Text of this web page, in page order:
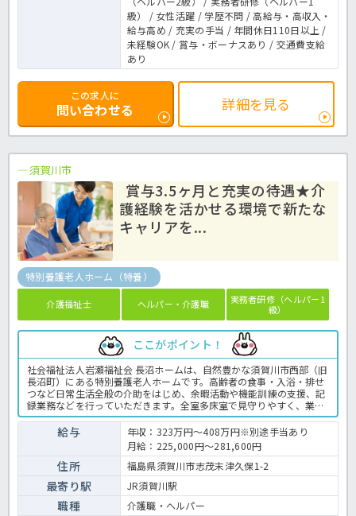
級） / 女性活躍 / 学歴不問 / 高給与・高収入・
給与高め / 充実の手当 / 年間休日110日以上 /
未経験OK / 賞与・ボーナスあり / 交通費支給
あり
この求人に
問い合わせる 詳細を見る
須賀川市
賞与3.5ヶ月と充実の待遇★介
護経験を活かせる環境で新たな
キャリアを...
特別養護老人ホーム（特養）
介護福祉士 ヘルパー・介護職
実務者研修（ヘルパー1
級）
ここがポイント！
社会福祉法人岩瀬福祉会 長沼ホームは、自然豊かな須賀川市西部（旧
長沼町）にある特別養護老人ホームです。高齢者の食事・入浴・排せ
つなど日常生活全般の介助をはじめ、余暇活動や機能訓練の支援、記
録業務などを行っていただきます。全室多床室で見守りやすく、業務
が効率的に行える環境です。賞与は年3.7ヶ月分支給、年間休日は114
日と充実しており、仕事とプライベートの両立が可能です。緑に囲ま
れた穏やかな環境で、入居者一人ひとりと向き合った丁寧なケアを実
践したい方、ぜひ一緒に働きましょう！特養での介護業務全般です。
＜介護職 正職員 特別養護老人ホームの求人＞
給与
年収：323万円～408万円※別途手当あり
月給：225,000円～281,600円
住所 福島県須賀川市志茂末津久保1-2
最寄り駅 JR須賀川駅
職種 介護職・ヘルパー